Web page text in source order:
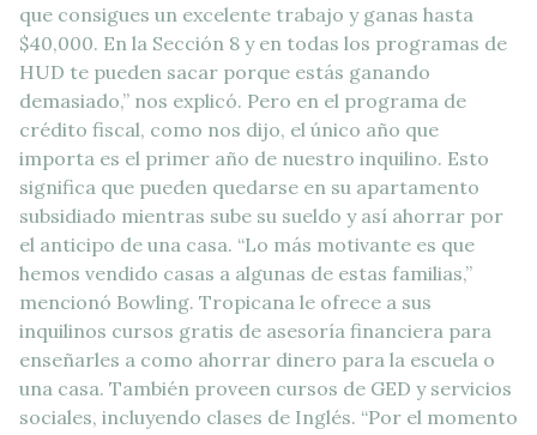
que consigues un excelente trabajo y ganas hasta
$40,000. En la Sección 8 y en todas los programas de
HUD te pueden sacar porque estás ganando
demasiado,” nos explicó. Pero en el programa de
crédito fiscal, como nos dijo, el único año que
importa es el primer año de nuestro inquilino. Esto
significa que pueden quedarse en su apartamento
subsidiado mientras sube su sueldo y así ahorrar por
el anticipo de una casa. “Lo más motivante es que
hemos vendido casas a algunas de estas familias,”
mencionó Bowling. Tropicana le ofrece a sus
inquilinos cursos gratis de asesoría financiera para
enseñarles a como ahorrar dinero para la escuela o
una casa. También proveen cursos de GED y servicios
sociales, incluyendo clases de Inglés. “Por el momento